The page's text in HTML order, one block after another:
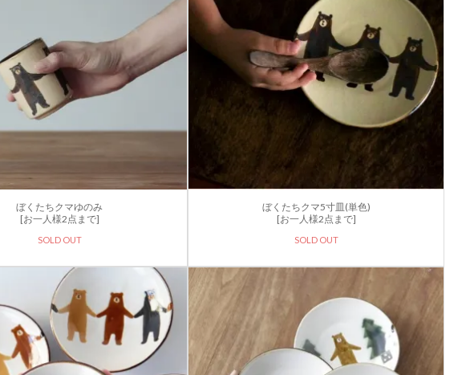
ぼくたちクマゆのみ
[お一人様2点まで]
SOLD OUT
ぼくたちクマ5寸皿(単色)
[お一人様2点まで]
SOLD OUT